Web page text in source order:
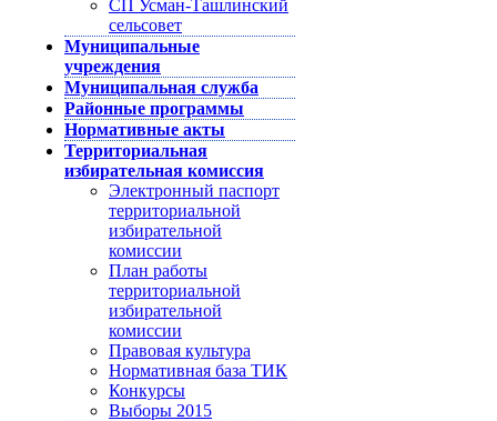
СП Усман-Ташлинский
сельсовет
Муниципальные
учреждения
Муниципальная служба
Районные программы
Нормативные акты
Территориальная
избирательная комиссия
Электронный паспорт
территориальной
избирательной
комиссии
План работы
территориальной
избирательной
комиссии
Правовая культура
Нормативная база ТИК
Конкурсы
Выборы 2015